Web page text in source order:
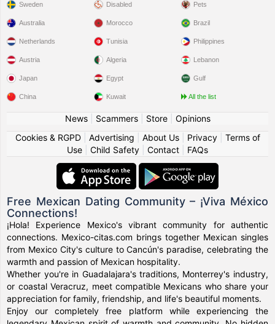
Sweden Disabled Pets
Australia
Netherlands
Austria
Japan
China
Morocco
Tunisia
Algeria
Egypt
Kuwait
Brazil
Philippines
Lebanon
Gulf
All the list
News| Scammers| Store| Opinions
Cookies & RGPD| Advertising About Us| Privacy| Terms of
Use
Child Safety Contact FAQs
Free Mexican Dating Community – ¡Viva México
Connections!
¡Hola! Experience Mexico's vibrant community for authentic
connections. Mexico-citas.com brings together Mexican singles
from Mexico City's culture to Cancún's paradise, celebrating the
warmth and passion of Mexican hospitality.
Whether you're in Guadalajara's traditions, Monterrey's industry,
or coastal Veracruz, meet compatible Mexicans who share your
appreciation for family, friendship, and life's beautiful moments.
Enjoy our completely free platform while experiencing the